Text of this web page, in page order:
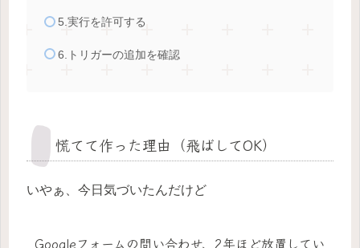
5.実行を許可する
6.トリガーの追加を確認
慌てて作った理由（飛ばしてOK）
いやぁ、今日気づいたんだけど
Googleフォームの問い合わせ、2年ほど放置してい